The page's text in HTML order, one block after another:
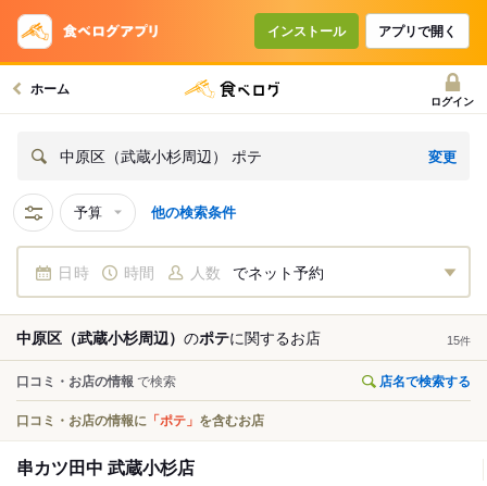
インストール アプリで開く
ホーム
ログイン
中原区（武蔵小杉周辺） ポテ 変更
予算 他の検索条件
日時 時間 人数 でネット予約
中原区（武蔵小杉周辺） のポテに関するお店 15件
口コミ・お店の情報 で検索 店名で検索する
口コミ・お店の情報に 「ポテ」 を含むお店
串カツ田中 武蔵小杉店